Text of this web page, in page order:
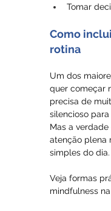
Tomar
Como
rotina
Um dos
quer começar
precisa de
silencioso para
Mas a
atenção plena
simples do dia.
Veja formas
mindfulness